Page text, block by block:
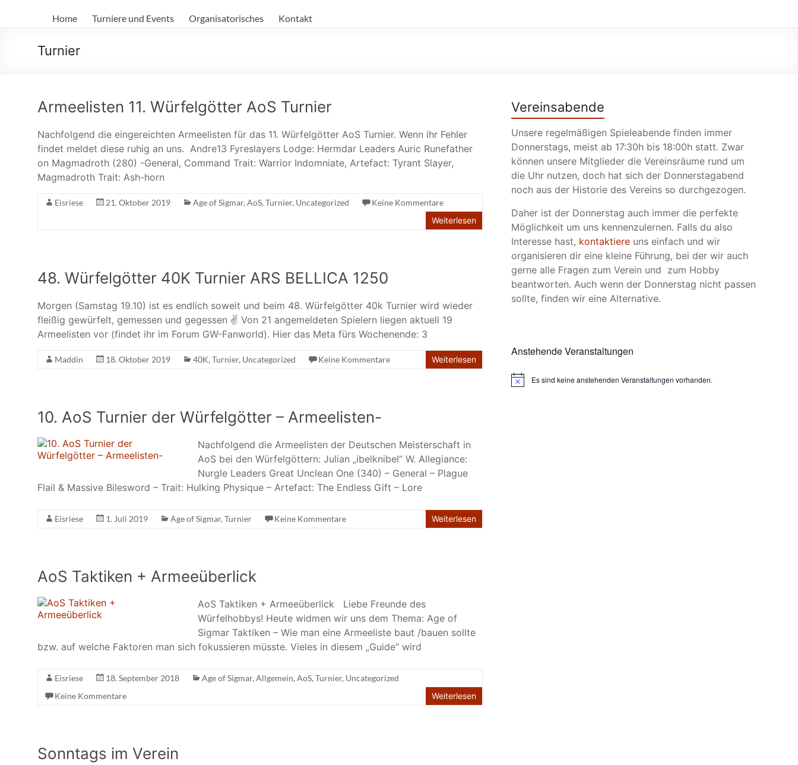
Würfelgötter
e.V.
Home Turniere und Events Organisatorisches Kontakt
Turnier
Armeelisten 11. Würfelgötter AoS Turnier
Nachfolgend die eingereichten Armeelisten für das 11. Würfelgötter AoS Turnier. Wenn ihr Fehler
findet meldet diese ruhig an uns. Andre13 Fyreslayers Lodge: Hermdar Leaders Auric Runefather
on Magmadroth (280) -General, Command Trait: Warrior Indomniate, Artefact: Tyrant Slayer,
Magmadroth Trait: Ash-horn
Eisriese 21. Oktober 2019 Age of Sigmar, AoS, Turnier, Uncategorized
Keine Kommentare
Weiterlesen
48. Würfelgötter 40K Turnier ARS BELLICA 1250
Morgen (Samstag 19.10) ist es endlich soweit und beim 48. Würfelgötter 40k Turnier wird wieder
fleißig gewürfelt, gemessen und gegessen ✌️ Von 21 angemeldeten Spielern liegen aktuell 19
Armeelisten vor (findet ihr im Forum GW-Fanworld). Hier das Meta fürs Wochenende: 3
Maddin 18. Oktober 2019 40K, Turnier, Uncategorized Keine Kommentare Weiterlesen
10. AoS Turnier der Würfelgötter – Armeelisten-
Nachfolgend die Armeelisten der Deutschen Meisterschaft in
AoS bei den Würfelgöttern: Julian „ibelknibel“ W. Allegiance:
Nurgle Leaders Great Unclean One (340) – General – Plague
Flail & Massive Bilesword – Trait: Hulking Physique – Artefact: The Endless Gift – Lore
Eisriese 1. Juli 2019 Age of Sigmar, Turnier Keine Kommentare Weiterlesen
AoS Taktiken + Armeeüberlick
AoS Taktiken + Armeeüberlick Liebe Freunde des
Würfelhobbys! Heute widmen wir uns dem Thema: Age of
Sigmar Taktiken – Wie man eine Armeeliste baut /bauen sollte
bzw. auf welche Faktoren man sich fokussieren müsste. Vieles in diesem „Guide“ wird
Eisriese 18. September 2018 Age of Sigmar, Allgemein, AoS, Turnier, Uncategorized
Keine Kommentare
Weiterlesen
Sonntags im Verein
Vereinsabende
Unsere regelmäßigen Spieleabende finden immer
Donnerstags, meist ab 17:30h bis 18:00h statt. Zwar
können unsere Mitglieder die Vereinsräume rund um
die Uhr nutzen, doch hat sich der Donnerstagabend
noch aus der Historie des Vereins so durchgezogen.
Daher ist der Donnerstag auch immer die perfekte
Möglichkeit um uns kennenzulernen. Falls du also
Interesse hast, kontaktiere uns einfach und wir
organisieren dir eine kleine Führung, bei der wir auch
gerne alle Fragen zum Verein und zum Hobby
beantworten. Auch wenn der Donnerstag nicht passen
sollte, finden wir eine Alternative.
Anstehende Veranstaltungen
H
Es sind keine anstehenden Veranstaltungen vorhanden.